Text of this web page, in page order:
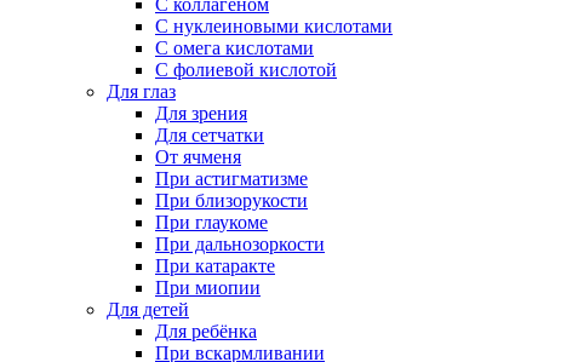
С коллагеном
С нуклеиновыми кислотами
С омега кислотами
С фолиевой кислотой
Для глаз
Для зрения
Для сетчатки
От ячменя
При астигматизме
При близорукости
При глаукоме
При дальнозоркости
При катаракте
При миопии
Для детей
Для ребёнка
При вскармливании